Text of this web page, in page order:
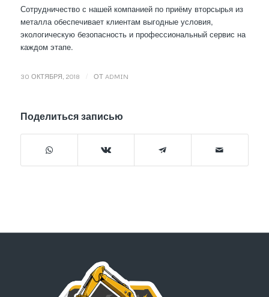
Сотрудничество с нашей компанией по приёму вторсырья из
металла обеспечивает клиентам выгодные условия,
экологическую безопасность и профессиональный сервис на
каждом этапе.
30 ОКТЯБРЯ, 2018 ОТ ADMIN
Поделиться записью